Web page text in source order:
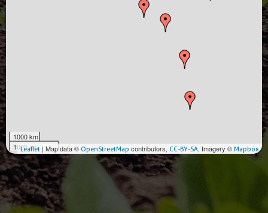
1000 km
1000 mi
Leaflet | Map data © OpenStreetMap contributors, CC-BY-SA, Imagery © Mapbox